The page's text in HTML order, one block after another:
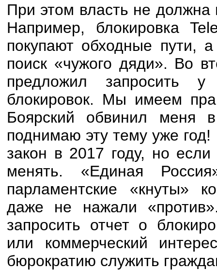
При этом власть не должна
Например, блокировка
покупают обходные пути,
поиск «чужого дяди». Во
предложил запросить у
блокировок. Мы имеем
Боярский обвинил меня
поднимаю эту тему уже
закон в 2017 году, но
менять. «Единая
парламентские «кнуты»
даже не нажали
запросить отчет о
или коммерческий
бюрократию служить